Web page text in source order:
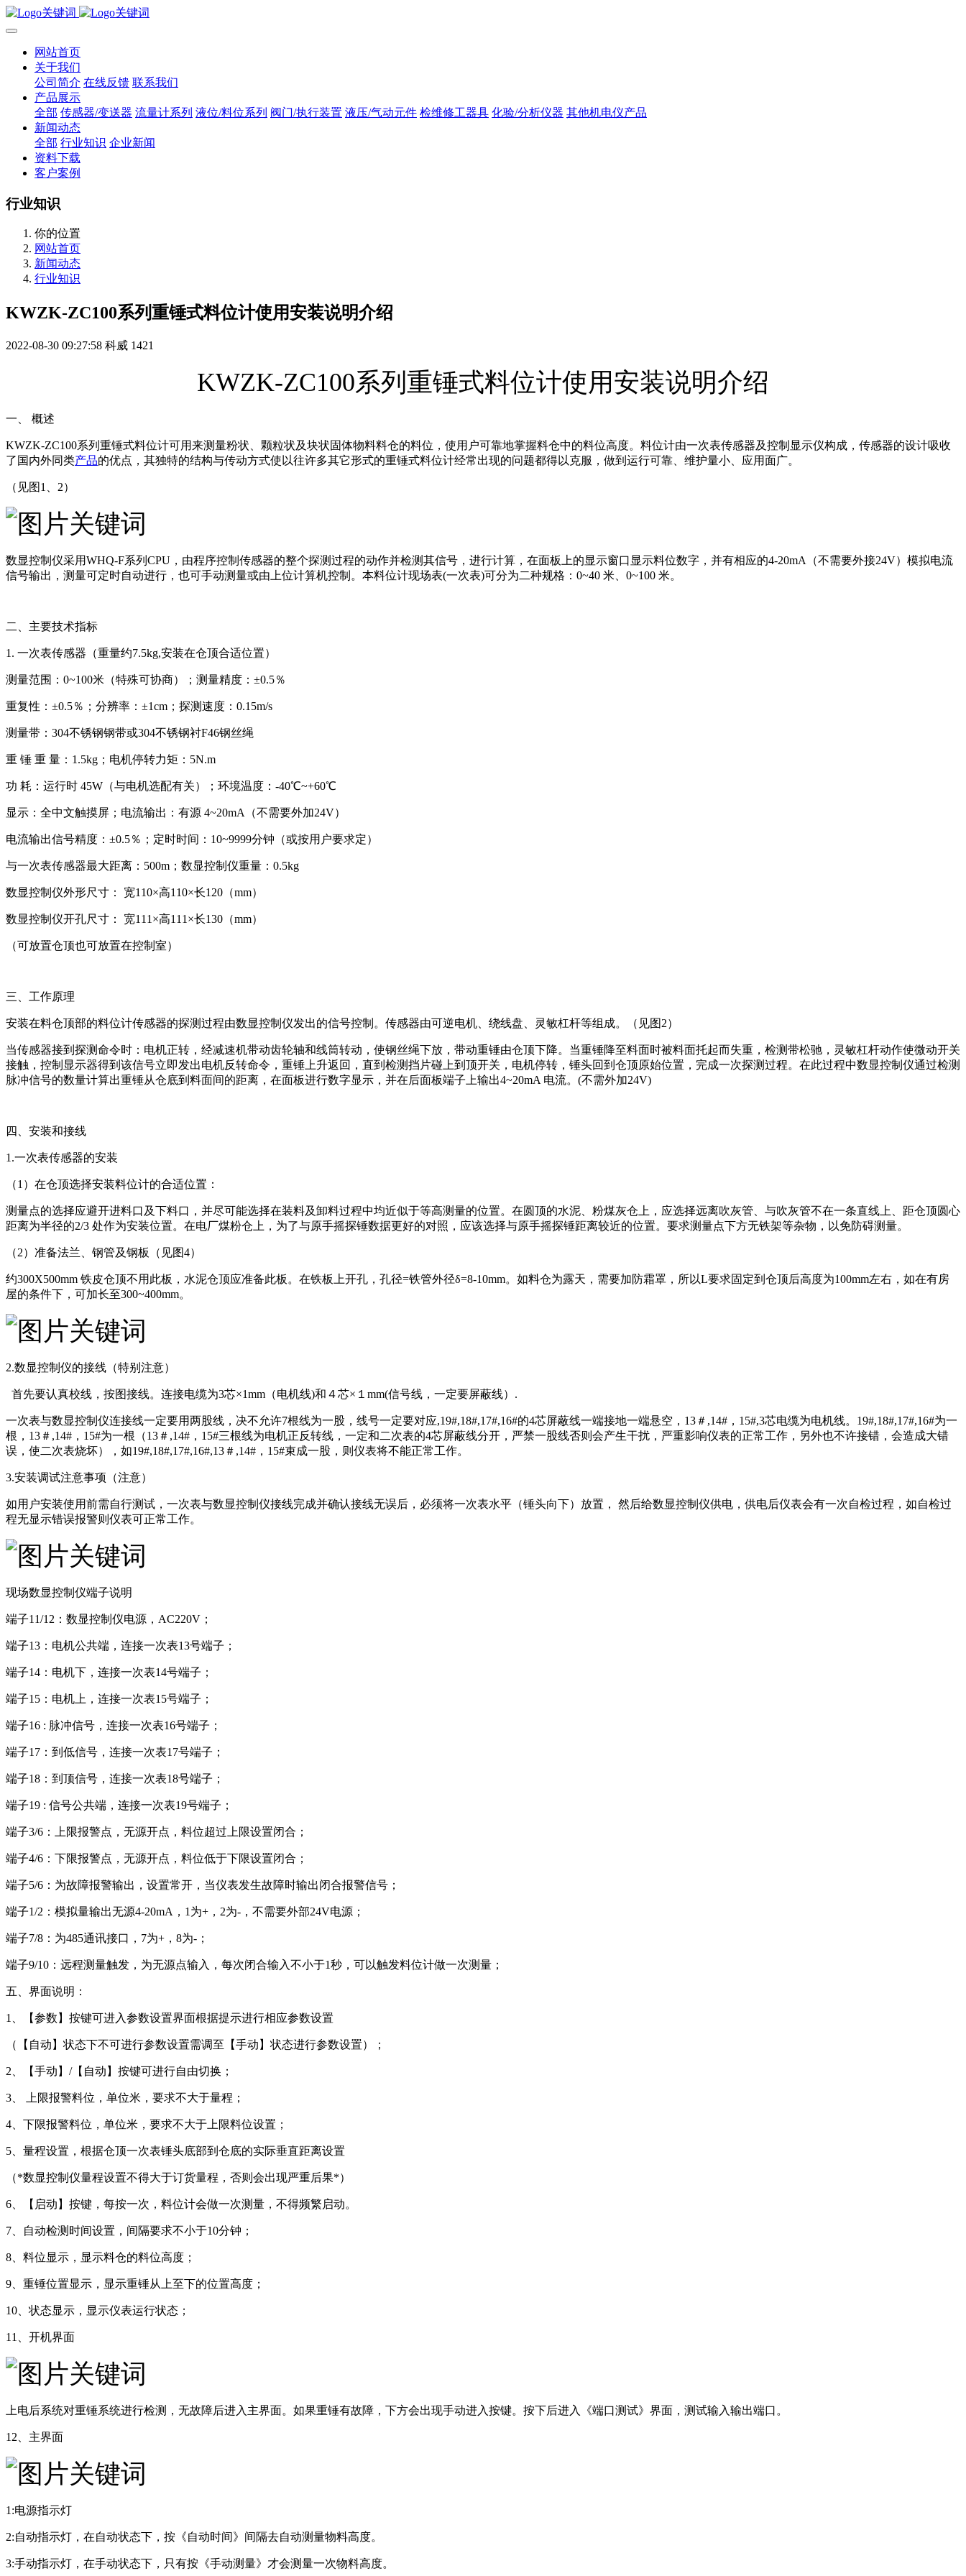
网站首页
关于我们
公司简介 在线反馈 联系我们
产品展示
全部 传感器/变送器 流量计系列 液位/料位系列 阀门/执行装置 液压/气动元件 检维修工器具 化验/分析仪器 其他机电仪产品
新闻动态
全部 行业知识 企业新闻
资料下载
客户案例
行业知识
你的位置
网站首页
新闻动态
行业知识
KWZK-ZC100系列重锤式料位计使用安装说明介绍
2022-08-30 09:27:58 科威 1421
KWZK-ZC100系列重锤式料位计使用安装说明介绍
一、 概述
KWZK-ZC100系列重锤式料位计可用来测量粉状、颗粒状及块状固体物料料仓的料位，使用户可靠地掌握料仓中的料位高度。料位计由一次表传感器及控制显示仪构成，传感器的设计吸收
了国内外同类产品的优点，其独特的结构与传动方式使以往许多其它形式的重锤式料位计经常出现的问题都得以克服，做到运行可靠、维护量小、应用面广。
（见图1、2）
数显控制仪采用WHQ-F系列CPU，由程序控制传感器的整个探测过程的动作并检测其信号，进行计算，在面板上的显示窗口显示料位数字，并有相应的4-20mA（不需要外接24V）模拟电流
信号输出，测量可定时自动进行，也可手动测量或由上位计算机控制。本料位计现场表(一次表)可分为二种规格：0~40 米、0~100 米。
二、主要技术指标
1. 一次表传感器（重量约7.5kg,安装在仓顶合适位置）
测量范围：0~100米（特殊可协商）；测量精度：±0.5％
重复性：±0.5％；分辨率：±1cm；探测速度：0.15m/s
测量带：304不锈钢钢带或304不锈钢衬F46钢丝绳
重 锤 重 量：1.5kg；电机停转力矩：5N.m
功 耗：运行时 45W（与电机选配有关）；环境温度：-40℃~+60℃
显示：全中文触摸屏；电流输出：有源 4~20mA（不需要外加24V）
电流输出信号精度：±0.5％；定时时间：10~9999分钟（或按用户要求定）
与一次表传感器最大距离：500m；数显控制仪重量：0.5kg
数显控制仪外形尺寸： 宽110×高110×长120（mm）
数显控制仪开孔尺寸： 宽111×高111×长130（mm）
（可放置仓顶也可放置在控制室）
三、工作原理
安装在料仓顶部的料位计传感器的探测过程由数显控制仪发出的信号控制。传感器由可逆电机、绕线盘、灵敏杠杆等组成。（见图2）
当传感器接到探测命令时：电机正转，经减速机带动齿轮轴和线筒转动，使钢丝绳下放，带动重锤由仓顶下降。当重锤降至料面时被料面托起而失重，检测带松驰，灵敏杠杆动作使微动开关
接触，控制显示器得到该信号立即发出电机反转命令，重锤上升返回，直到检测挡片碰上到顶开关，电机停转，锤头回到仓顶原始位置，完成一次探测过程。在此过程中数显控制仪通过检测
脉冲信号的数量计算出重锤从仓底到料面间的距离，在面板进行数字显示，并在后面板端子上输出4~20mA 电流。(不需外加24V)
四、安装和接线
1.一次表传感器的安装
（1）在仓顶选择安装料位计的合适位置：
测量点的选择应避开进料口及下料口，并尽可能选择在装料及卸料过程中均近似于等高测量的位置。在圆顶的水泥、粉煤灰仓上，应选择远离吹灰管、与吹灰管不在一条直线上、距仓顶圆心
距离为半径的2/3 处作为安装位置。在电厂煤粉仓上，为了与原手摇探锤数据更好的对照，应该选择与原手摇探锤距离较近的位置。要求测量点下方无铁架等杂物，以免防碍测量。
（2）准备法兰、钢管及钢板（见图4）
约300X500mm 铁皮仓顶不用此板，水泥仓顶应准备此板。在铁板上开孔，孔径=铁管外径δ=8-10mm。如料仓为露天，需要加防霜罩，所以L要求固定到仓顶后高度为100mm左右，如在有房
屋的条件下，可加长至300~400mm。
2.数显控制仪的接线（特别注意）
首先要认真校线，按图接线。连接电缆为3芯×1mm（电机线)和４芯×１mm(信号线，一定要屏蔽线）.
一次表与数显控制仪连接线一定要用两股线，决不允许7根线为一股，线号一定要对应,19#,18#,17#,16#的4芯屏蔽线一端接地一端悬空，13＃,14#，15#,3芯电缆为电机线。19#,18#,17#,16#为一
根，13＃,14#，15#为一根（13＃,14#，15#三根线为电机正反转线，一定和二次表的4芯屏蔽线分开，严禁一股线否则会产生干扰，严重影响仪表的正常工作，另外也不许接错，会造成大错
误，使二次表烧坏），如19#,18#,17#,16#,13＃,14#，15#束成一股，则仪表将不能正常工作。
3.安装调试注意事项（注意）
如用户安装使用前需自行测试，一次表与数显控制仪接线完成并确认接线无误后，必须将一次表水平（锤头向下）放置， 然后给数显控制仪供电，供电后仪表会有一次自检过程，如自检过
程无显示错误报警则仪表可正常工作。
现场数显控制仪端子说明
端子11/12：数显控制仪电源，AC220V；
端子13：电机公共端，连接一次表13号端子；
端子14：电机下，连接一次表14号端子；
端子15：电机上，连接一次表15号端子；
端子16 : 脉冲信号，连接一次表16号端子；
端子17：到低信号，连接一次表17号端子；
端子18：到顶信号，连接一次表18号端子；
端子19 : 信号公共端，连接一次表19号端子；
端子3/6：上限报警点，无源开点，料位超过上限设置闭合；
端子4/6：下限报警点，无源开点，料位低于下限设置闭合；
端子5/6：为故障报警输出，设置常开，当仪表发生故障时输出闭合报警信号；
端子1/2：模拟量输出无源4-20mA，1为+，2为-，不需要外部24V电源；
端子7/8：为485通讯接口，7为+，8为-；
端子9/10：远程测量触发，为无源点输入，每次闭合输入不小于1秒，可以触发料位计做一次测量；
五、界面说明：
1、【参数】按键可进入参数设置界面根据提示进行相应参数设置
（【自动】状态下不可进行参数设置需调至【手动】状态进行参数设置）；
2、【手动】/【自动】按键可进行自由切换；
3、 上限报警料位，单位米，要求不大于量程；
4、下限报警料位，单位米，要求不大于上限料位设置；
5、量程设置，根据仓顶一次表锤头底部到仓底的实际垂直距离设置
（*数显控制仪量程设置不得大于订货量程，否则会出现严重后果*）
6、【启动】按键，每按一次，料位计会做一次测量，不得频繁启动。
7、自动检测时间设置，间隔要求不小于10分钟；
8、料位显示，显示料仓的料位高度；
9、重锤位置显示，显示重锤从上至下的位置高度；
10、状态显示，显示仪表运行状态；
11、开机界面
上电后系统对重锤系统进行检测，无故障后进入主界面。如果重锤有故障，下方会出现手动进入按键。按下后进入《端口测试》界面，测试输入输出端口。
12、主界面
1:电源指示灯
2:自动指示灯，在自动状态下，按《自动时间》间隔去自动测量物料高度。
3:手动指示灯，在手动状态下，只有按《手动测量》才会测量一次物料高度。